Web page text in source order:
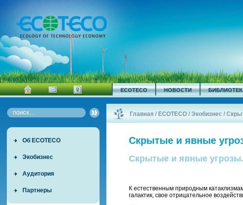
ECOTECO НОВОСТИ
Об ECOTECO
Экобизнес
Аудитория
Партнеры
Главная / ECOTECO /Экобизнес /
Скрытые и явные
Скрытые и явные угрозы.
К естественным природным
галактик, свое отрицательное